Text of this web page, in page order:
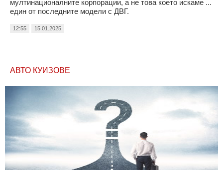
мултинационалните корпорации, а не това което искаме ...
един от последните модели с ДВГ.
12:55 15.01.2025
АВТО КУИЗОВЕ